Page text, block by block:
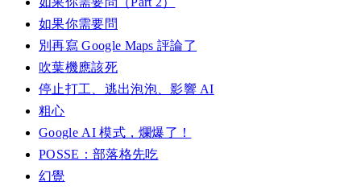
如果你需要問
別再寫 Google Maps 評論了
吹葉機應該死
停止打工、逃出泡泡、影響 AI
粗心
Google AI 模式，爛爆了！
POSSE：部落格先吃
幻覺